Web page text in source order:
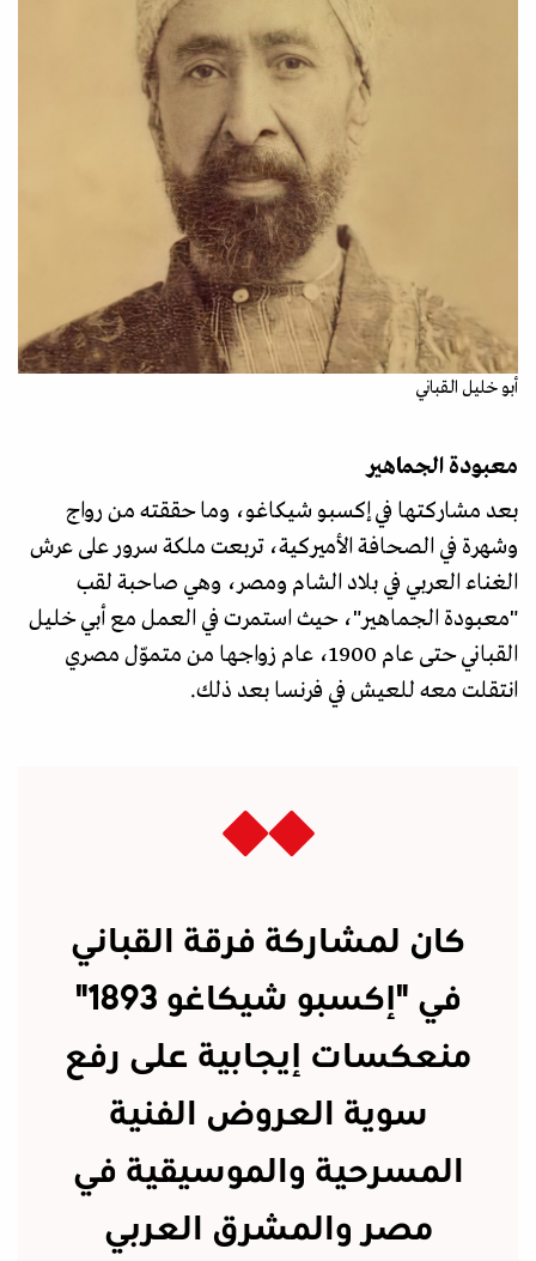
أبو خليل القباني
معبودة الجماهير
بعد مشاركتها في إكسبو شيكاغو، وما حققته من رواج
وشهرة في الصحافة الأميركية، تربعت ملكة سرور على عرش
الغناء العربي في بلاد الشام ومصر، وهي صاحبة لقب
"معبودة الجماهير"، حيث استمرت في العمل مع أبي خليل
القباني حتى عام 1900، عام زواجها من متموّل مصري
انتقلت معه للعيش في فرنسا بعد ذلك.
كان لمشاركة فرقة القباني
في "إكسبو شيكاغو 1893"
منعكسات إيجابية على رفع
سوية العروض الفنية
المسرحية والموسيقية في
مصر والمشرق العربي